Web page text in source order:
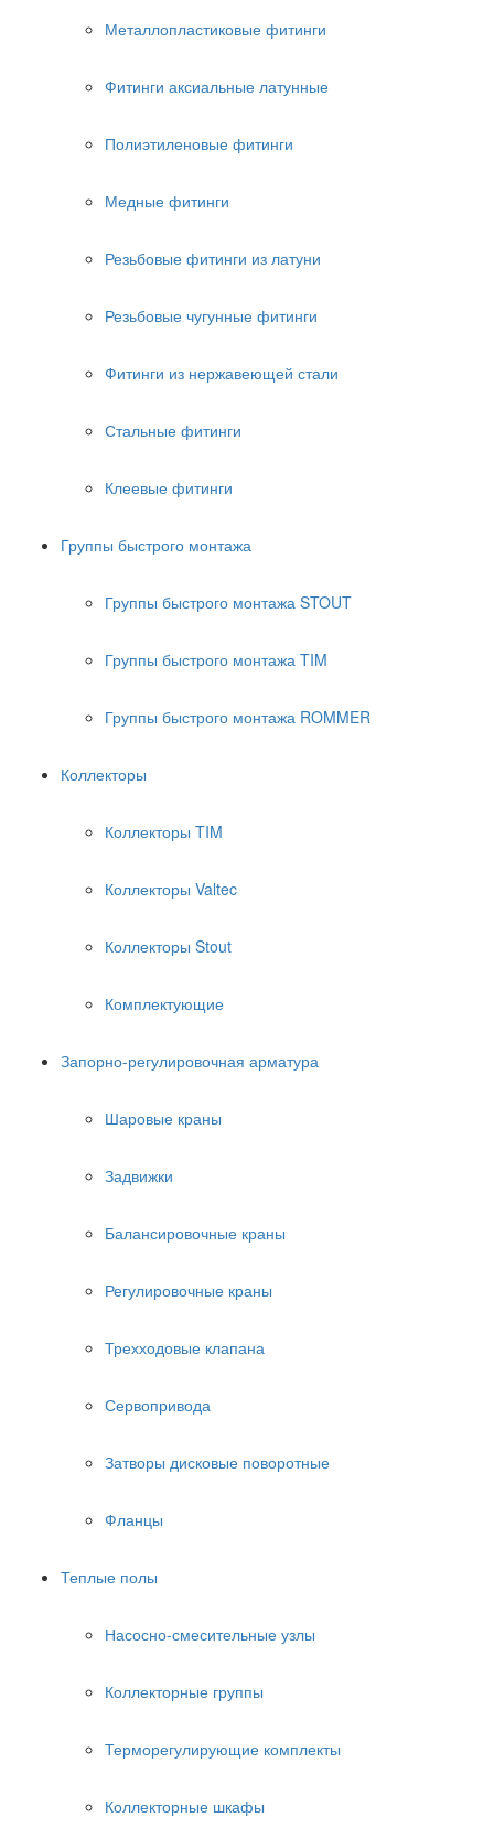
Металлопластиковые фитинги
Фитинги аксиальные латунные
Полиэтиленовые фитинги
Медные фитинги
Резьбовые фитинги из латуни
Резьбовые чугунные фитинги
Фитинги из нержавеющей стали
Стальные фитинги
Клеевые фитинги
Группы быстрого монтажа
Группы быстрого монтажа STOUT
Группы быстрого монтажа TIM
Группы быстрого монтажа ROMMER
Коллекторы
Коллекторы TIM
Коллекторы Valtec
Коллекторы Stout
Комплектующие
Запорно-регулировочная арматура
Шаровые краны
Задвижки
Балансировочные краны
Регулировочные краны
Трехходовые клапана
Сервопривода
Затворы дисковые поворотные
Фланцы
Теплые полы
Насосно-смесительные узлы
Коллекторные группы
Терморегулирующие комплекты
Коллекторные шкафы